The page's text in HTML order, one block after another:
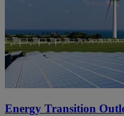
Energy Transition